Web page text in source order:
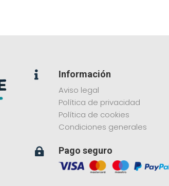

Información
Aviso legal
Política de privacidad
Política de cookies
Condiciones generales
 Pago seguro